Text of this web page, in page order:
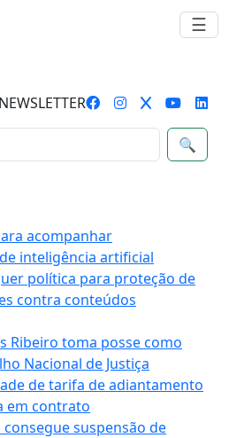
☰
NEWSLETTER
🔍
acompanhar
inteligência artificial
política para proteção de
contra conteúdos
Ribeiro toma posse como
Nacional de Justiça
de tarifa de adiantamento
em contrato
suspensão de